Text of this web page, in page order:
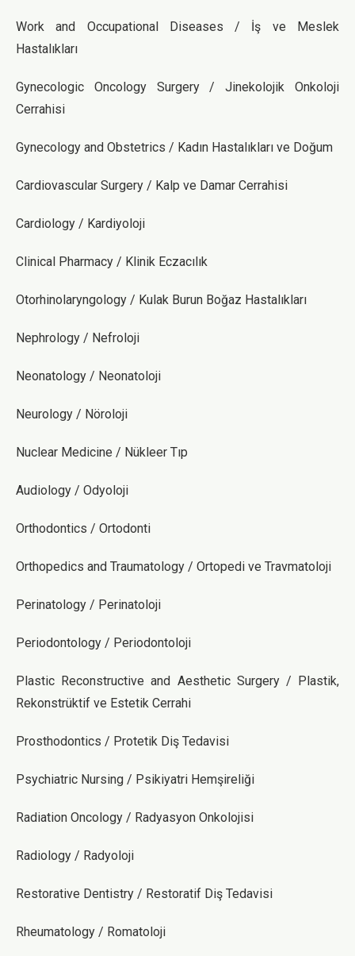
Work and Occupational Diseases / İş ve Meslek
Hastalıkları
Gynecologic Oncology Surgery / Jinekolojik Onkoloji
Cerrahisi
Gynecology and Obstetrics / Kadın Hastalıkları ve Doğum
Cardiovascular Surgery / Kalp ve Damar Cerrahisi
Cardiology / Kardiyoloji
Clinical Pharmacy / Klinik Eczacılık
Otorhinolaryngology / Kulak Burun Boğaz Hastalıkları
Nephrology / Nefroloji
Neonatology / Neonatoloji
Neurology / Nöroloji
Nuclear Medicine / Nükleer Tıp
Audiology / Odyoloji
Orthodontics / Ortodonti
Orthopedics and Traumatology / Ortopedi ve Travmatoloji
Perinatology / Perinatoloji
Periodontology / Periodontoloji
Plastic Reconstructive and Aesthetic Surgery / Plastik,
Rekonstrüktif ve Estetik Cerrahi
Prosthodontics / Protetik Diş Tedavisi
Psychiatric Nursing / Psikiyatri Hemşireliği
Radiation Oncology / Radyasyon Onkolojisi
Radiology / Radyoloji
Restorative Dentistry / Restoratif Diş Tedavisi
Rheumatology / Romatoloji